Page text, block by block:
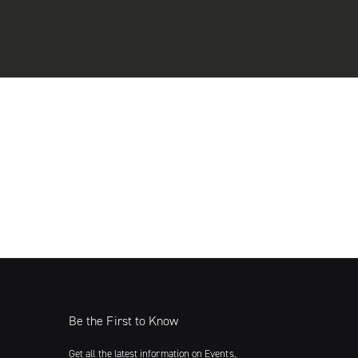
Be the First to Know
Get all the latest information on Events,